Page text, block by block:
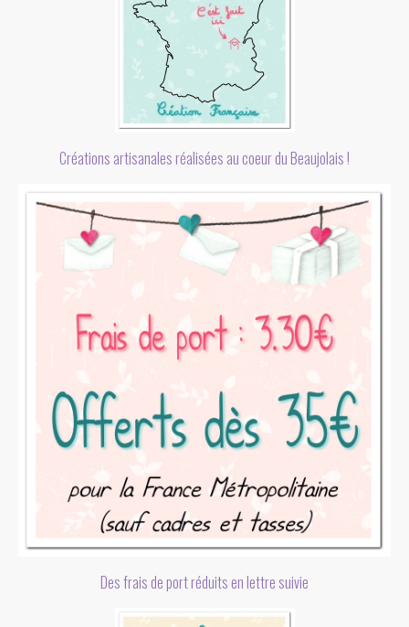
Créations artisanales réalisées au coeur du Beaujolais !
Des frais de port réduits en lettre suivie